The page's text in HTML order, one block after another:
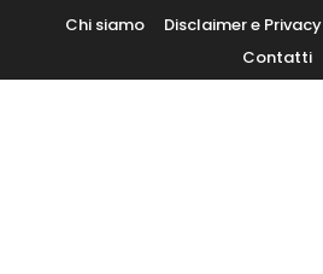
Content
Chi siamo Disclaimer e Privacy
Contatti